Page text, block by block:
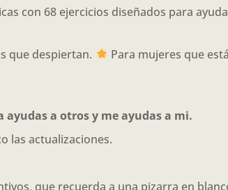
con 68 ejercicios diseñados para
que despiertan.
Para mujeres que
a otros y me ayudas a mi.
las actualizaciones.